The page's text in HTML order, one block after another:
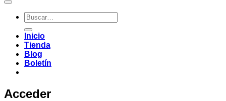
Buscar
por:
Inicio
Tienda
Blog
Boletín
Acceder